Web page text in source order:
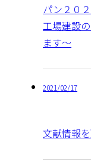
パン２０
工場建設
ます～
2021/02/17
文献情報